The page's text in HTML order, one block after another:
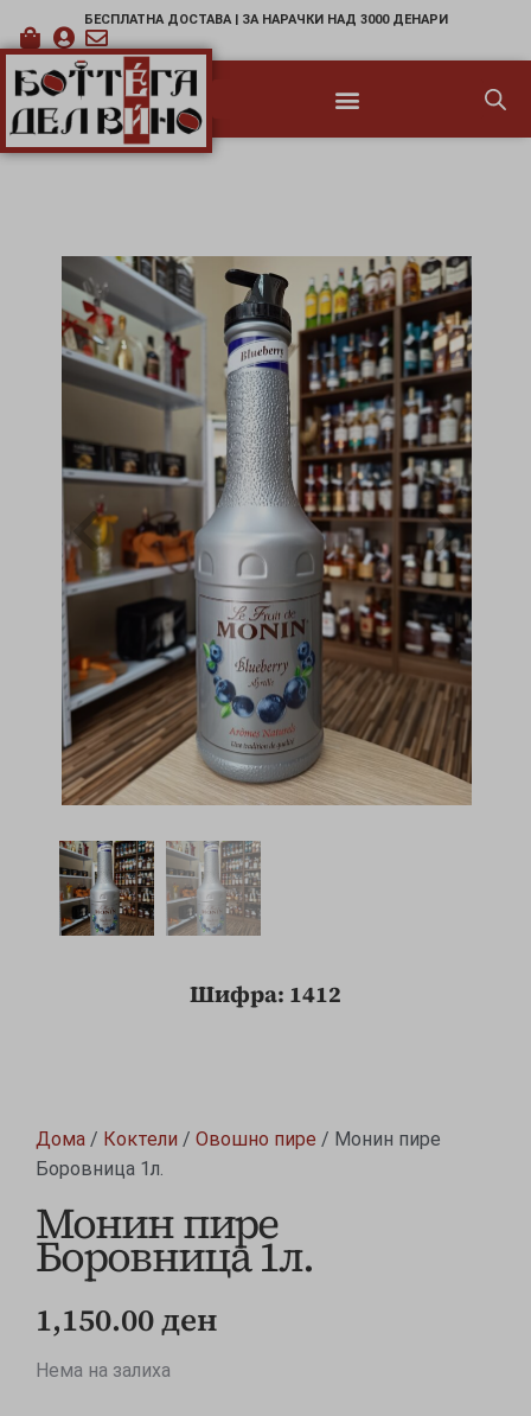
БЕСПЛАТНА ДОСТАВА | ЗА НАРАЧКИ НАД 3000 ДЕНАРИ
Шифра: 1412
Дома / Коктели / Овошно пире / Монин пире
Боровница 1л.
Монин пире
Боровница 1л.
1,150.00ден
Нема на залиха